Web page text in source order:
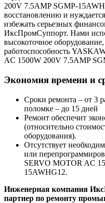
200V 7.5AMP SGMP-
восстановлению и
избежать серьезных
ИксПромСуппорт. Нами
высокоточное
работоспособность
AC 1500W 200V 7.5AMP
Экономия времени и
Сроки ремонта – от 3
поломке – до 15 дней
Ремонт обеспечит
(относительно
оборудования).
Отсутствует
или
SERVO MOTOR AC
15AWHG12.
Инженерная компания
партнер по ремонту